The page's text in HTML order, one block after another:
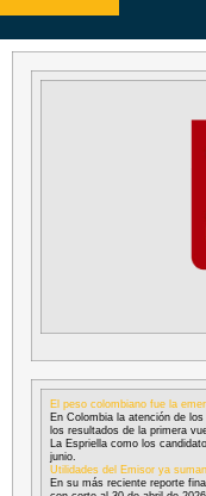
El peso colombiano fue la
En Colombia la atención de
los resultados de la primera
La Espriella como los
junio.
Utilidades del Emisor ya
En su más reciente reporte